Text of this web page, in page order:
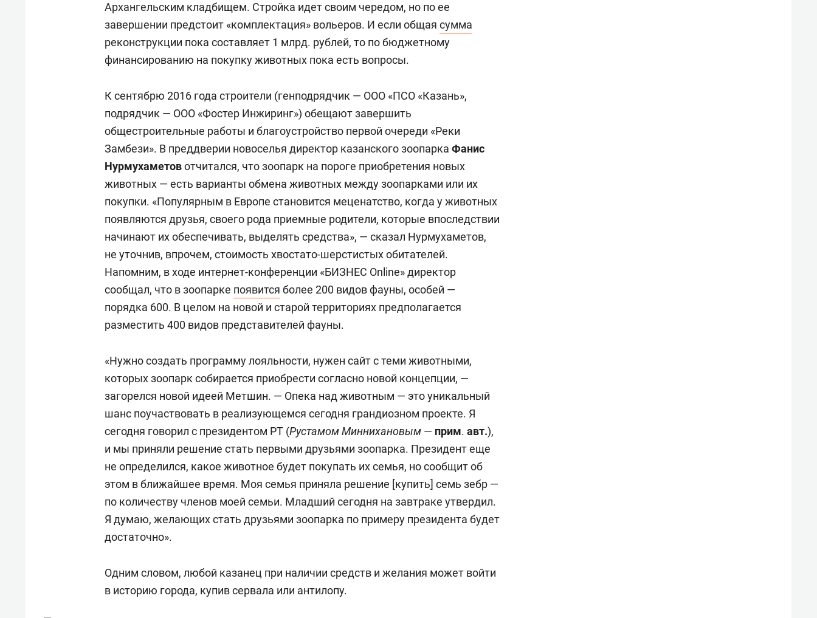
Архангельским кладбищем. Стройка идет своим чередом, но по ее
завершении предстоит «комплектация» вольеров. И если общая сумма
реконструкции пока составляет 1 млрд. рублей, то по бюджетному
финансированию на покупку животных пока есть вопросы.
К сентябрю 2016 года строители (генподрядчик — ООО «ПСО «Казань»,
подрядчик — ООО «Фостер Инжиринг») обещают завершить
общестроительные работы и благоустройство первой очереди «Реки
Замбези». В преддверии новоселья директор казанского зоопарка Фанис
Нурмухаметовотчитался, что зоопарк на пороге приобретения новых
животных — есть варианты обмена животных между зоопарками или их
покупки. «Популярным в Европе становится меценатство, когда у животных
появляются друзья, своего рода приемные родители, которые впоследствии
начинают их обеспечивать, выделять средства», — сказал Нурмухаметов,
не уточнив, впрочем, стоимость хвостато-шерстистых обитателей.
Напомним, в ходе интернет-конференции «БИЗНЕС Online» директор
сообщал, что в зоопарке появится более 200 видов фауны, особей —
порядка 600. В целом на новой и старой территориях предполагается
разместить 400 видов представителей фауны.
«Нужно создать программу лояльности, нужен сайт с теми животными,
которых зоопарк собирается приобрести согласно новой концепции, —
загорелся новой идеей Метшин. — Опека над животным — это уникальный
шанс поучаствовать в реализующемся сегодня грандиозном проекте. Я
сегодня говорил с президентом РТ (Рустамом Миннихановым — прим. авт.),
и мы приняли решение стать первыми друзьями зоопарка. Президент еще
не определился, какое животное будет покупать их семья, но сообщит об
этом в ближайшее время. Моя семья приняла решение [купить] семь зебр —
по количеству членов моей семьи. Младший сегодня на завтраке утвердил.
Я думаю, желающих стать друзьями зоопарка по примеру президента будет
достаточно».
Одним словом, любой казанец при наличии средств и желания может войти
в историю города, купив сервала или антилопу.